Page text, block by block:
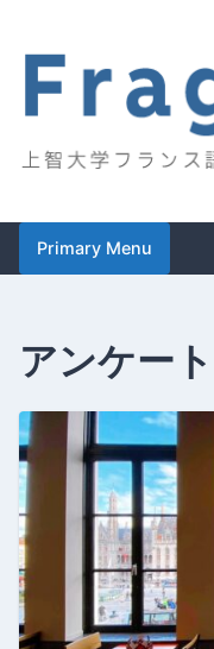
content
Frago95
Primary Menu
アンケート